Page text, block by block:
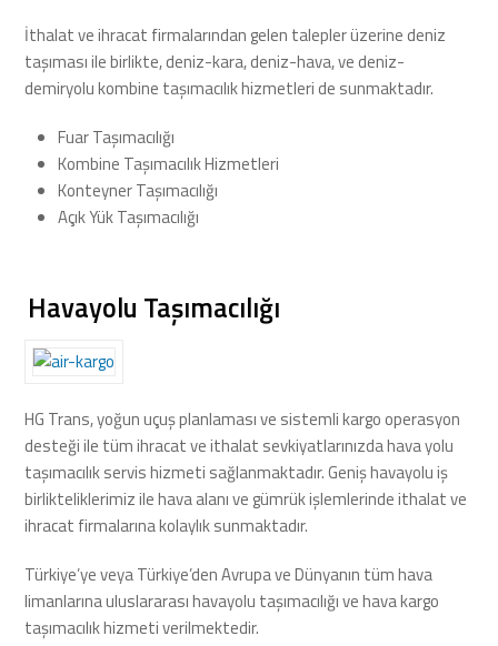
İthalat ve ihracat firmalarından gelen talepler üzerine deniz
taşıması ile birlikte, deniz-kara, deniz-hava, ve deniz-
demiryolu kombine taşımacılık hizmetleri de sunmaktadır.
Fuar Taşımacılığı
Kombine Taşımacılık Hizmetleri
Konteyner Taşımacılığı
Açık Yük Taşımacılığı
Havayolu Taşımacılığı
HG Trans, yoğun uçuş planlaması ve sistemli kargo operasyon
desteği ile tüm ihracat ve ithalat sevkiyatlarınızda hava yolu
taşımacılık servis hizmeti sağlanmaktadır. Geniş havayolu iş
birlikteliklerimiz ile hava alanı ve gümrük işlemlerinde ithalat ve
ihracat firmalarına kolaylık sunmaktadır.
Türkiye’ye veya Türkiye’den Avrupa ve Dünyanın tüm hava
limanlarına uluslararası havayolu taşımacılığı ve hava kargo
taşımacılık hizmeti verilmektedir.